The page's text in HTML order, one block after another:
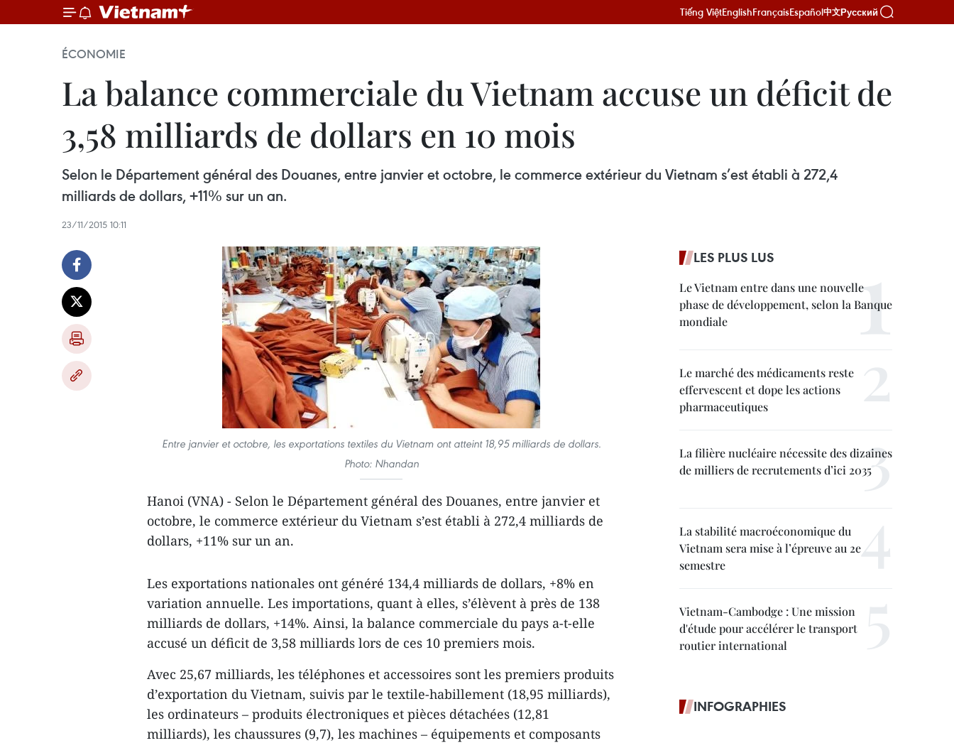
Tiếng ViệtEnglishFrançaisEspañol中文Русский
ÉCONOMIE
La balance commerciale du Vietnam accuse un déficit de
3,58 milliards de dollars en 10 mois
Selon le Département général des Douanes, entre janvier et octobre, le commerce extérieur du Vietnam s’est établi à 272,4
milliards de dollars, +11% sur un an.
23/11/2015 10:11
Entre janvier et octobre, les exportations textiles du Vietnam ont atteint 18,95 milliards de dollars.
Photo: Nhandan
Hanoi (VNA) - Selon le Département général des Douanes, entre janvier et
octobre, le commerce extérieur du Vietnam s’est établi à 272,4 milliards de
dollars, +11% sur un an.
Les exportations nationales ont généré 134,4 milliards de dollars, +8% en
variation annuelle. Les importations, quant à elles, s’élèvent à près de 138
milliards de dollars, +14%. Ainsi, la balance commerciale du pays a-t-elle
accusé un déficit de 3,58 milliards lors de ces 10 premiers mois.
Avec 25,67 milliards, les téléphones et accessoires sont les premiers produits
d’exportation du Vietnam, suivis par le textile-habillement (18,95 milliards),
les ordinateurs – produits électroniques et pièces détachées (12,81
milliards), les chaussures (9,7), les machines – équipements et composants
LES PLUS LUS
Le Vietnam entre dans une nouvelle
phase de développement, selon la Banque
mondiale
Le marché des médicaments reste
effervescent et dope les actions
pharmaceutiques
La filière nucléaire nécessite des dizaines
de milliers de recrutements d’ici 2035
La stabilité macroéconomique du
Vietnam sera mise à l’épreuve au 2e
semestre
Vietnam-Cambodge : Une mission
d'étude pour accélérer le transport
routier international
INFOGRAPHIES